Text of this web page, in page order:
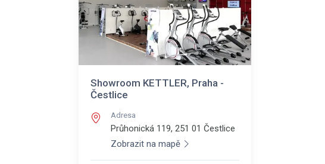
Showroom KETTLER, Praha -
Čestlice
Adresa
Průhonická 119, 251 01 Čestlice
Zobrazit na mapě